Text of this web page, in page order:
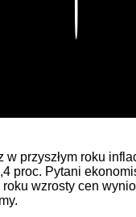
w przyszłym roku
proc. Pytani
wzrosty cen